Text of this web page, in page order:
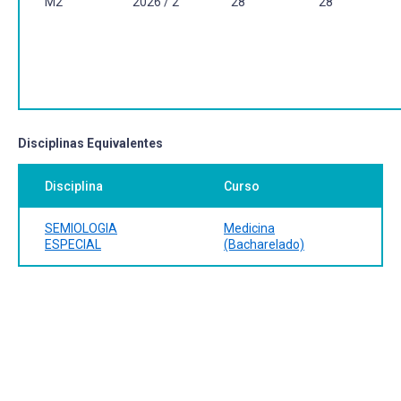
Disciplinas Equivalentes
Disciplina Curso
SEMIOLOGIA
ESPECIAL
Medicina
(Bacharelado)